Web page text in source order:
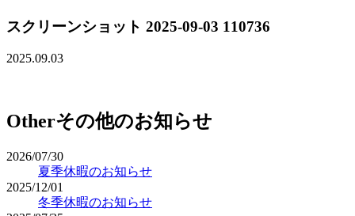
スクリーンショット 2025-09-03 110736
2025.09.03
Otherその他のお知らせ
2026/07/30
夏季休暇のお知らせ
2025/12/01
冬季休暇のお知らせ